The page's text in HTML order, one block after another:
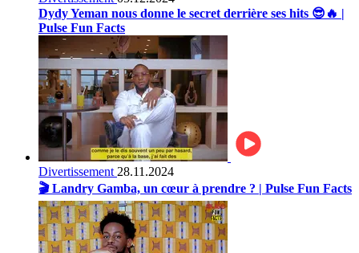
Dydy Yeman nous donne le secret derrière ses hits 😎🔥 |
Pulse Fun Facts
Divertissement 28.11.2024
🎬 Landry Gamba, un cœur à prendre ? | Pulse Fun Facts